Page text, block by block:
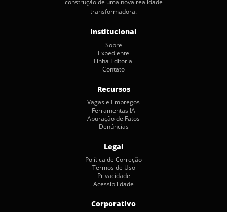
construção de uma nova realidade
transformadora.
Institucional
Sobre
Expediente
Linha Editorial
Contato
Recursos
Vagas e Empregos
Ferramentas IA
Apuração de Fatos
Denúncias
Legal
Política de Correção
Termos de Uso
Privacidade
Acessibilidade
Corporativo